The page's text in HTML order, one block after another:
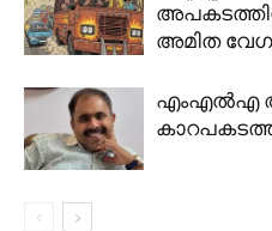
അമിത
എംഎൽഎ